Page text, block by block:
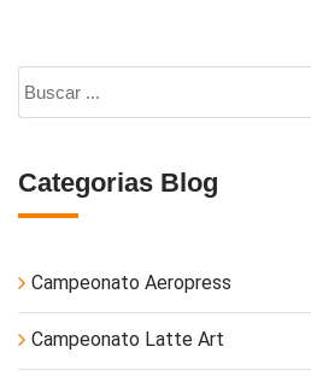
Categorias Blog
Campeonato Aeropress
Campeonato Latte Art